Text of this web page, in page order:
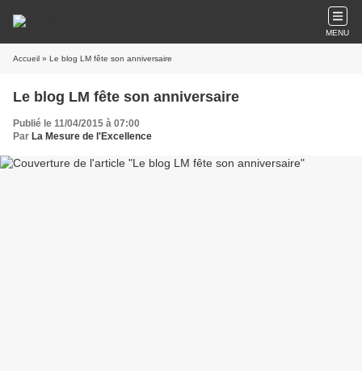
MENU
Accueil » Le blog LM fête son anniversaire
Le blog LM fête son anniversaire
Publié le 11/04/2015 à 07:00
Par La Mesure de l'Excellence